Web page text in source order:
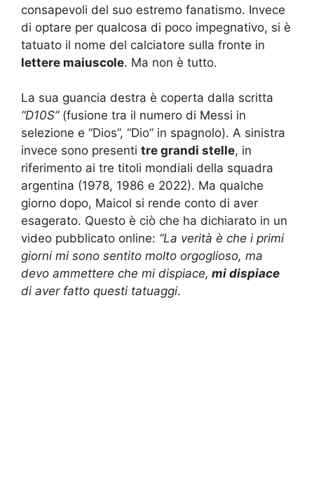
consapevoli del suo estremo fanatismo. Invece
di optare per qualcosa di poco impegnativo, si è
tatuato il nome del calciatore sulla fronte in
lettere maiuscole. Ma non è tutto.
La sua guancia destra è coperta dalla scritta
“D10S”(fusione tra il numero di Messi in
selezione e “Dios”, “Dio” in spagnolo). A sinistra
invece sono presenti tre grandi stelle, in
riferimento ai tre titoli mondiali della squadra
argentina (1978, 1986 e 2022). Ma qualche
giorno dopo, Maicol si rende conto di aver
esagerato. Questo è ciò che ha dichiarato in un
video pubblicato online: “La verità è che i primi
giorni mi sono sentito molto orgoglioso, ma
devo ammettere che mi dispiace, mi dispiace
di aver fatto questi tatuaggi.